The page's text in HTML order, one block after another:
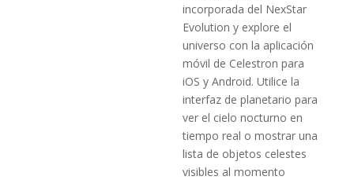
incorporada del NexStar
Evolution y explore el
universo con la aplicación
móvil de Celestron para
iOS y Android. Utilice la
interfaz de planetario para
ver el cielo nocturno en
tiempo real o mostrar una
lista de objetos celestes
visi­bles al momento